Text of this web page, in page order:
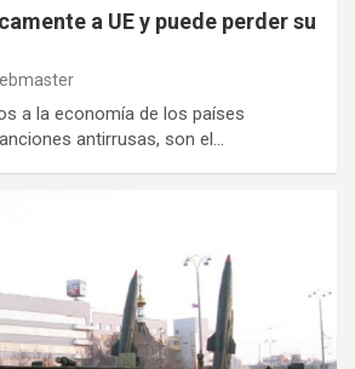
a UE y puede perder su
a la economía de los países
antirrusas, son el…